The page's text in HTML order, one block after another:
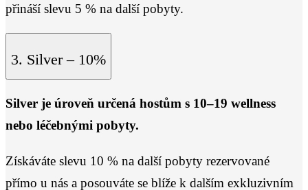
přináší slevu 5 % na další pobyty.
3. Silver – 10%
Silver je úroveň určená hostům s 10–19 wellness
nebo léčebnými pobyty.
Získáváte slevu 10 % na další pobyty rezervované
přímo u nás a posouváte se blíže k dalším exkluzivním